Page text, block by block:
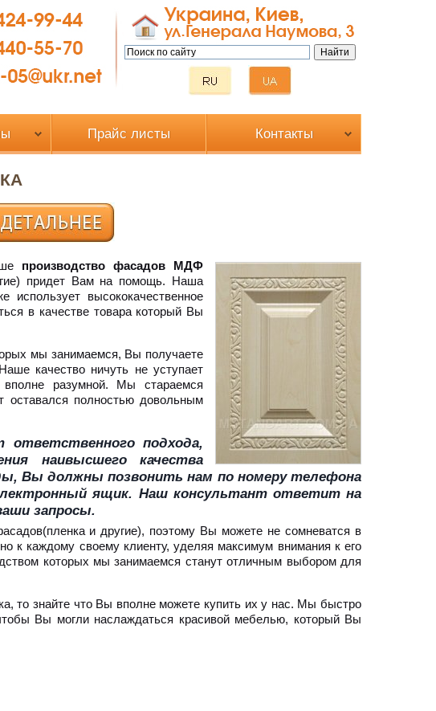
Прайс листы Контакты
производство фасадов МДФ
придет Вам на помощь. Наша
высококачественное
в качестве товара который Вы
мы занимаемся, Вы получаете
качество ничуть не уступает
разумной. Мы стараемся
полностью довольным
подхода,
наивысшего качества
Вы должны позвонить нам по номеру телефона
ящик. Наш консультант ответит на
запросы.
и другие), поэтому Вы можете не сомневатся в
каждому своему клиенту, уделяя максимум внимания к его
которых мы занимаемся станут отличным выбором для
то знайте что Вы вполне можете купить их у нас. Мы быстро
Вы могли наслаждаться красивой мебелью, который Вы